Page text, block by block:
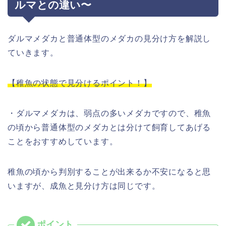
ルマとの違い〜
ダルマメダカと普通体型のメダカの見分け方を解説し
ていきます。
【稚魚の状態で見分けるポイント！】
・ダルマメダカは、弱点の多いメダカですので、稚魚
の頃から普通体型のメダカとは分けて飼育してあげる
ことをおすすめしています。
稚魚の頃から判別することが出来るか不安になると思
いますが、成魚と見分け方は同じです。